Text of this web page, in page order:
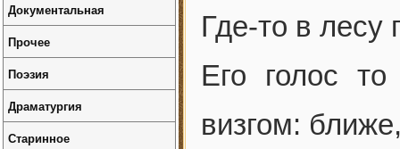
Где-то в лесу
Его голос
визгом:
Документальная
Прочее
Поэзия
Драматургия
Старинное